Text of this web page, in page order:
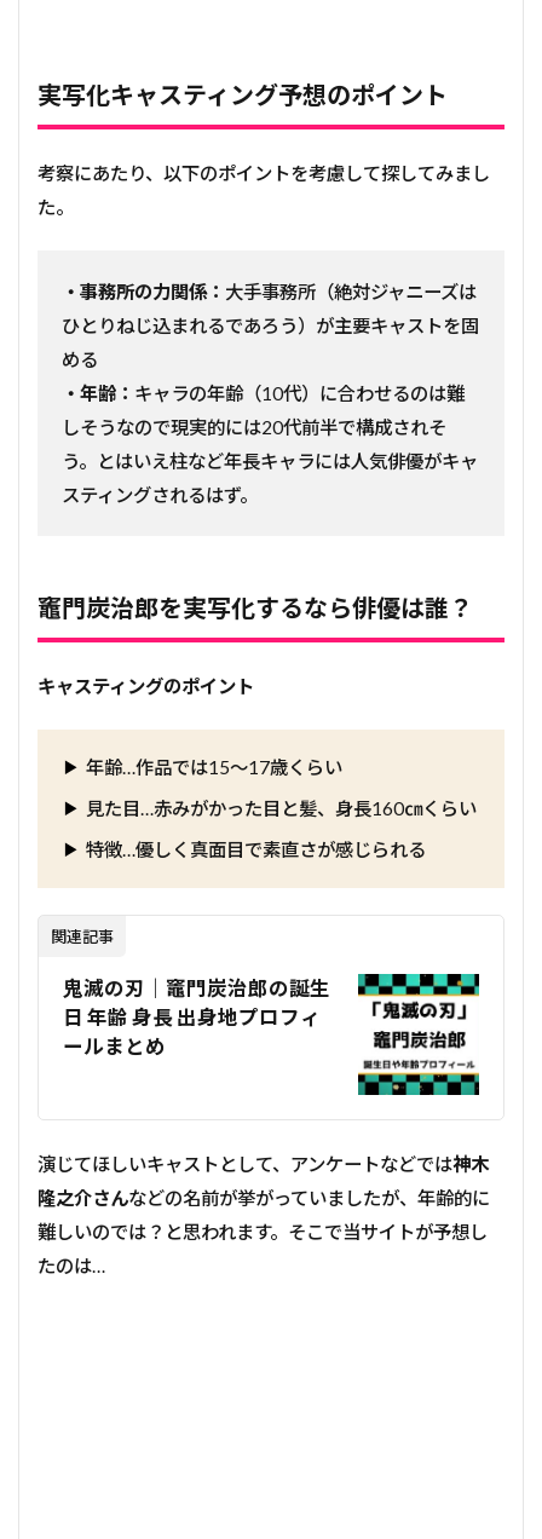
実写化キャスティング予想のポイント
考察にあたり、以下のポイントを考慮して探してみまし
た。
・事務所の力関係： 大手事務所（絶対ジャニーズは
ひとりねじ込まれるであろう）が主要キャストを固
める
・年齢： キャラの年齢（10代）に合わせるのは難
しそうなので現実的には20代前半で構成されそ
う。とはいえ柱など年長キャラには人気俳優がキャ
スティングされるはず。
竈門炭治郎を実写化するなら俳優は誰？
キャスティングのポイント
年齢…作品では15～17歳くらい
見た目…赤みがかった目と髪、身長160㎝くらい
特徴…優しく真面目で素直さが感じられる
関連記事
鬼滅の刃｜竈門炭治郎の誕生
日 年齢 身長 出身地プロフィ
ールまとめ
演じてほしいキャストとして、アンケートなどでは神木
隆之介さんなどの名前が挙がっていましたが、年齢的に
難しいのでは？と思われます。そこで当サイトが予想し
たのは…